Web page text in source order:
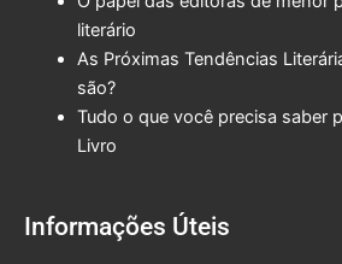
literário
As Próximas Tendências
são?
Tudo o que você precisa saber
Livro
Informações Úteis